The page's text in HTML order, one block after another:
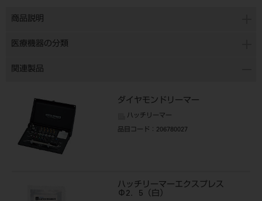
商品説明
医療機器の分類
関連製品
ダイヤモンドリーマー
ハッチリーマー
品目コード ：206780027
ハッチリーマーエクスプレス
Φ2．5（白）